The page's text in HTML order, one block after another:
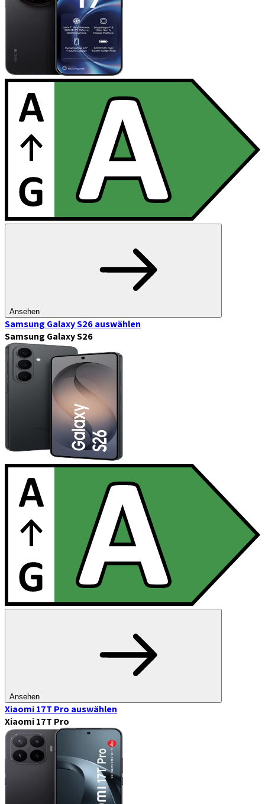
Ansehen
Samsung Galaxy S26auswählen
Samsung Galaxy S26
Ansehen
Xiaomi 17T Pro auswählen
Xiaomi 17T Pro